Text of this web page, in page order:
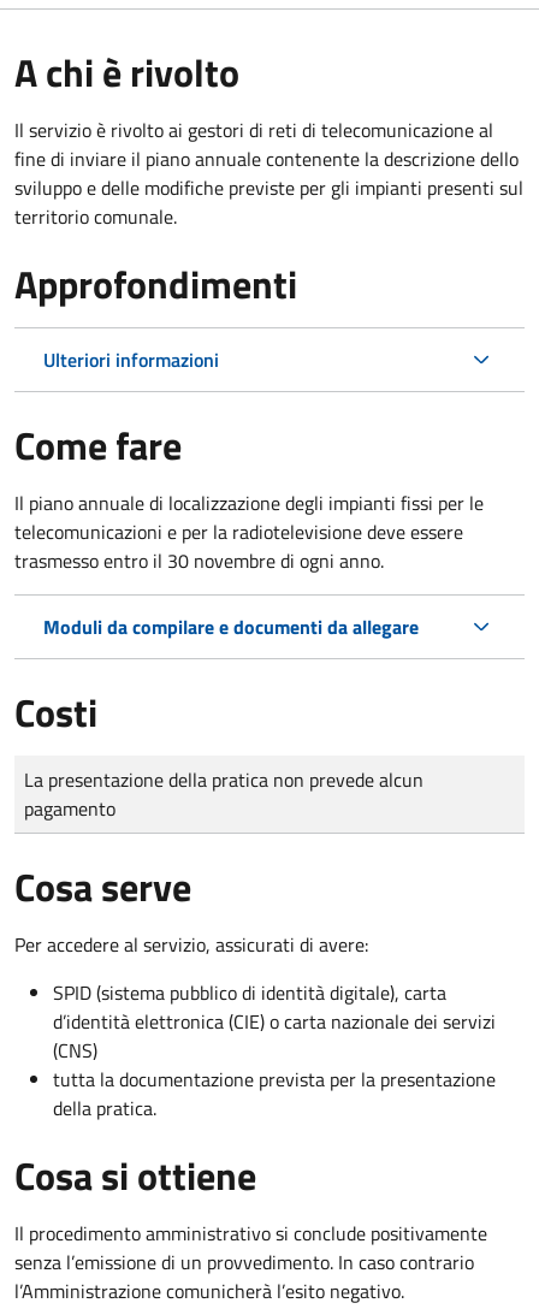
A chi è rivolto
Il servizio è rivolto ai gestori di reti di telecomunicazione al
fine di inviare il piano annuale contenente la descrizione dello
sviluppo e delle modifiche previste per gli impianti presenti sul
territorio comunale.
Approfondimenti
Ulteriori informazioni
Come fare
Il piano annuale di localizzazione degli impianti fissi per le
telecomunicazioni e per la radiotelevisione deve essere
trasmesso entro il 30 novembre di ogni anno.
Moduli da compilare e documenti da allegare
Costi
Tipo di pagamento
Importo
La presentazione della pratica non prevede alcun
pagamento
Cosa serve
Per accedere al servizio, assicurati di avere:
SPID (sistema pubblico di identità digitale), carta
d’identità elettronica (CIE) o carta nazionale dei servizi
(CNS)
tutta la documentazione prevista per la presentazione
della pratica.
Cosa si ottiene
Il procedimento amministrativo si conclude positivamente
senza l’emissione di un provvedimento. In caso contrario
l’Amministrazione comunicherà l’esito negativo.